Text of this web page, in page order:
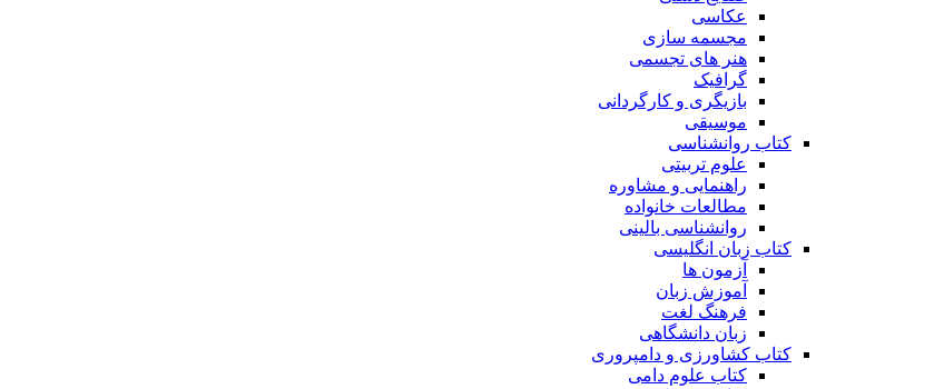
عکاسی
مجسمه سازی
هنر های تجسمی
گرافیک
بازیگری و کارگردانی
موسیقی
کتاب روانشناسی
علوم تربیتی
راهنمایی و مشاوره
مطالعات خانواده
روانشناسی بالینی
کتاب زبان انگلیسی
آزمون ها
آموزش زبان
فرهنگ لغت
زبان دانشگاهی
کتاب کشاورزی و دامپروری
کتاب علوم دامی